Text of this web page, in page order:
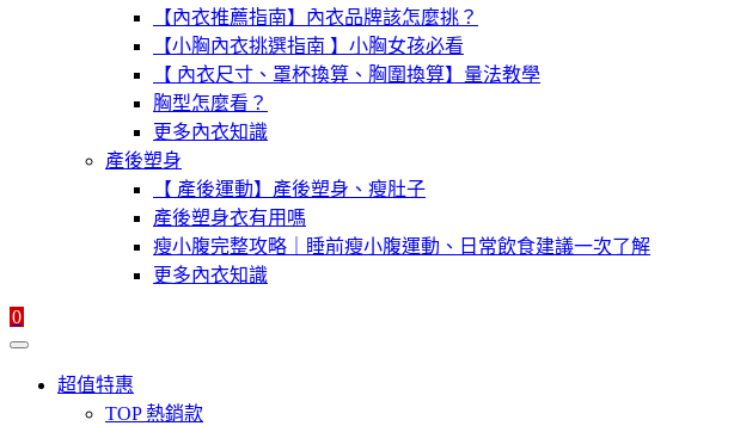
【內衣推薦指南】內衣品牌該怎麼挑？
【小胸內衣挑選指南 】小胸女孩必看
【 內衣尺寸、罩杯換算、胸圍換算】量法教學
胸型怎麼看？
更多內衣知識
產後塑身
【 產後運動】產後塑身、瘦肚子
產後塑身衣有用嗎
瘦小腹完整攻略｜睡前瘦小腹運動、日常飲食建議一次了解
更多內衣知識
0
超值特惠
TOP 熱銷款